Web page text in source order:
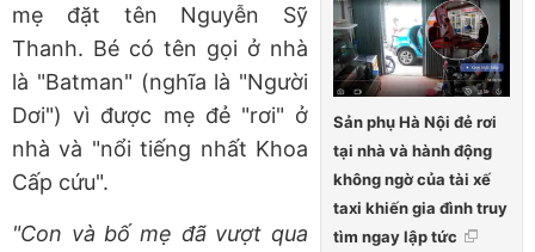
Sản phụ Hà Nội đẻ rơi
tại nhà và hành động
không ngờ của tài xế
taxi khiến gia đình truy
tìm ngay lập tức
mẹ đặt tên Nguyễn Sỹ
Thanh. Bé có tên gọi ở nhà
là "Batman" (nghĩa là "Người
Dơi") vì được mẹ đẻ "rơi" ở
nhà và "nổi tiếng nhất Khoa
Cấp cứu".
"Con và bố mẹ đã vượt qua